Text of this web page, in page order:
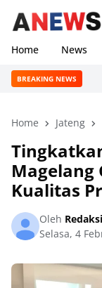
Home News
BREAKING NEWS
Home Jateng
Magelang
Kualitas
Oleh Redaksi
Selasa, 4